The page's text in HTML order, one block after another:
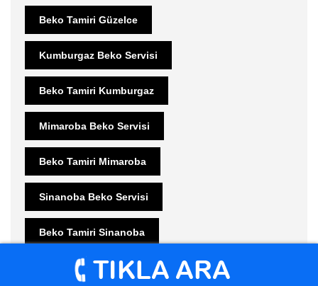
Beko Tamiri Güzelce
Kumburgaz Beko Servisi
Beko Tamiri Kumburgaz
Mimaroba Beko Servisi
Beko Tamiri Mimaroba
Sinanoba Beko Servisi
Beko Tamiri Sinanoba
Beykent Beko Servisi